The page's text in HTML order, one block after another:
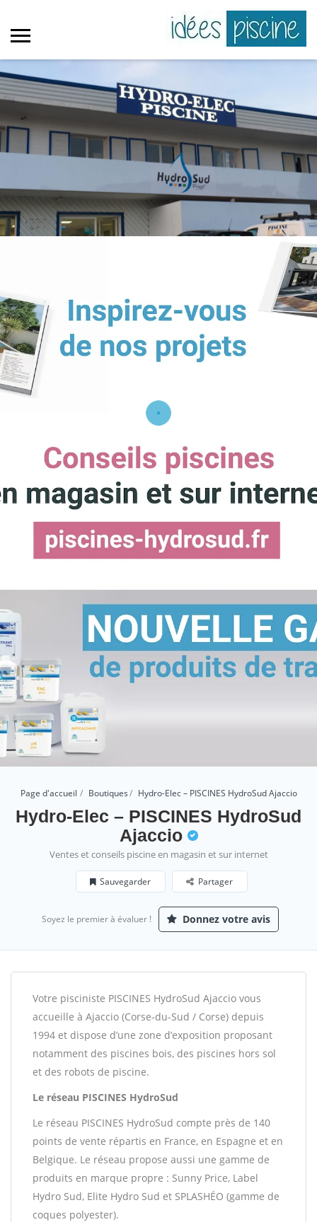
Page d'accueil Boutiques Hydro-Elec – PISCINES HydroSud Ajaccio
Hydro-Elec – PISCINES HydroSud
Ajaccio
Ventes et conseils piscine en magasin et sur internet
Sauvegarder Partager
Soyez le premier à évaluer ! Donnez votre avis
Votre pisciniste PISCINES HydroSud Ajaccio vous
accueille à Ajaccio (Corse-du-Sud / Corse) depuis
1994 et dispose d’une zone d’exposition proposant
notamment des piscines bois, des piscines hors sol
et des robots de piscine.
Le réseau PISCINES HydroSud
Le réseau PISCINES HydroSud compte près de 140
points de vente répartis en France, en Espagne et en
Belgique. Le réseau propose aussi une gamme de
produits en marque propre : Sunny Price, Label
Hydro Sud, Elite Hydro Sud et SPLASHÉO (gamme de
coques polyester).